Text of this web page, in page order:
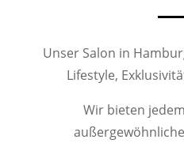
Unser Salon in
Lifestyle,
Wir bieten